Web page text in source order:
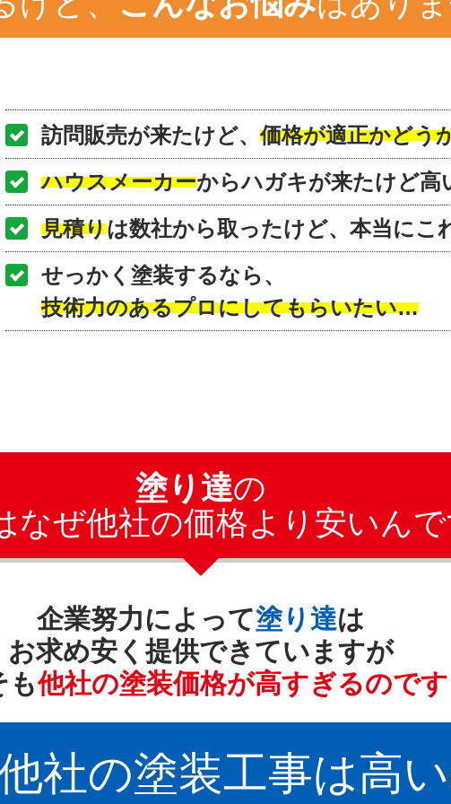
訪問販売が来たけど、価格が適正かどう
ハウスメーカーからハガキが来たけど
見積りは数社から取ったけど、本当に
せっかく塗装するなら、
技術力のあるプロにしてもらいたい…
塗り達の
なぜ他社の価格より安いんで
企業努力によって塗り達は
お求め安く提供できていますが
も他社の塗装価格が高すぎるのです
社の塗装工事は高